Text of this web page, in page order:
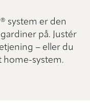
system er den
på. Justér
– eller du
home-system.